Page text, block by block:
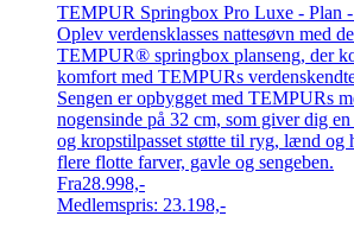
TEMPUR Springbox Pro Luxe - Plan
Oplev verdensklasses nattesøvn med
TEMPUR® springbox planseng, der
komfort med TEMPURs
Sengen er opbygget med TEMPURs
nogensinde på 32 cm, som giver dig
og kropstilpasset støtte til ryg, lænd
flere flotte farver, gavle og sengeben.
Fra28.998,-
Medlemspris: 23.198,-